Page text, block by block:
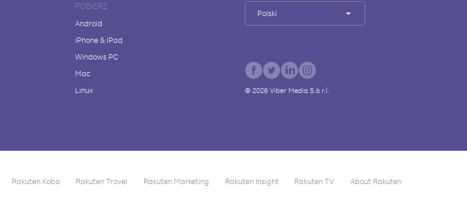
POBIERZ
Android
iPhone & iPad
Windows PC
Mac
Linux
Polski
© 2026 Viber Media S.à r.l.
Rakuten Kobo Rakuten Travel Rakuten Marketing Rakuten Insight Rakuten TV About Rakuten